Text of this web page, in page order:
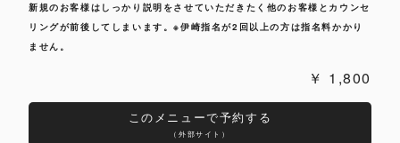
新規のお客様はしっかり説明をさせていただきたく他のお客様とカウンセ
リングが前後してしまいます。※伊崎指名が2回以上の方は指名料かかり
ません。
1,800
このメニューで予約する
（外部サイト）